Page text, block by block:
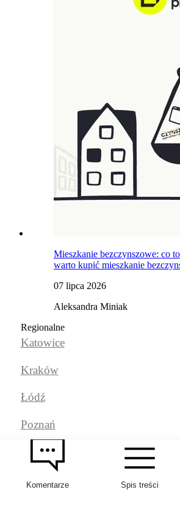
Mieszkanie bezczynszowe: co
warto kupić mieszkanie
07 lipca 2026
Aleksandra Miniak
Regionalne
Katowice
Kraków
Łódź
Poznań
Szczecin
Warszawa
Komentarze Spis treści